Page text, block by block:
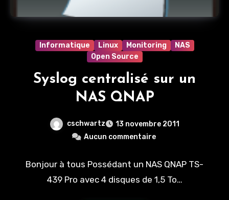
Informatique Linux Monitoring
NAS
Open Source
Syslog centralisé sur un
NAS QNAP
cschwartz
13 novembre 2011
Aucun commentaire
Bonjour à tous Possédant un NAS QNAP TS-
439 Pro avec 4 disques de 1,5 To…